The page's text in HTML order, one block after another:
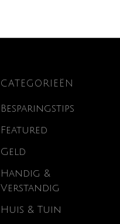
CATEGORIEËN
Besparingstips
Featured
Geld
Handig &
Verstandig
Huis & Tuin